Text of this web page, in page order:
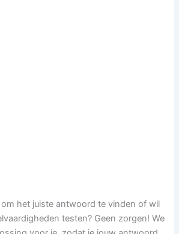
het juiste antwoord te vinden of wil
testen? Geen zorgen! We